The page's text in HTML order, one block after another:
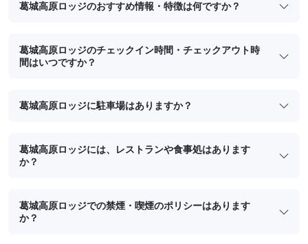
葛城高原ロッジのおすすめ情報・特徴は何ですか？
葛城高原ロッジのチェックイン時間・チェックアウト時
間はいつですか？
葛城高原ロッジに駐車場はありますか？
葛城高原ロッジには、レストランや食事処はあります
か？
葛城高原ロッジでの禁煙・喫煙のポリシーはあります
か？